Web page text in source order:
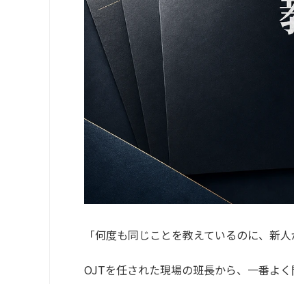
「何度も同じことを教えているのに、新
OJTを任された現場の班長から、一番よく